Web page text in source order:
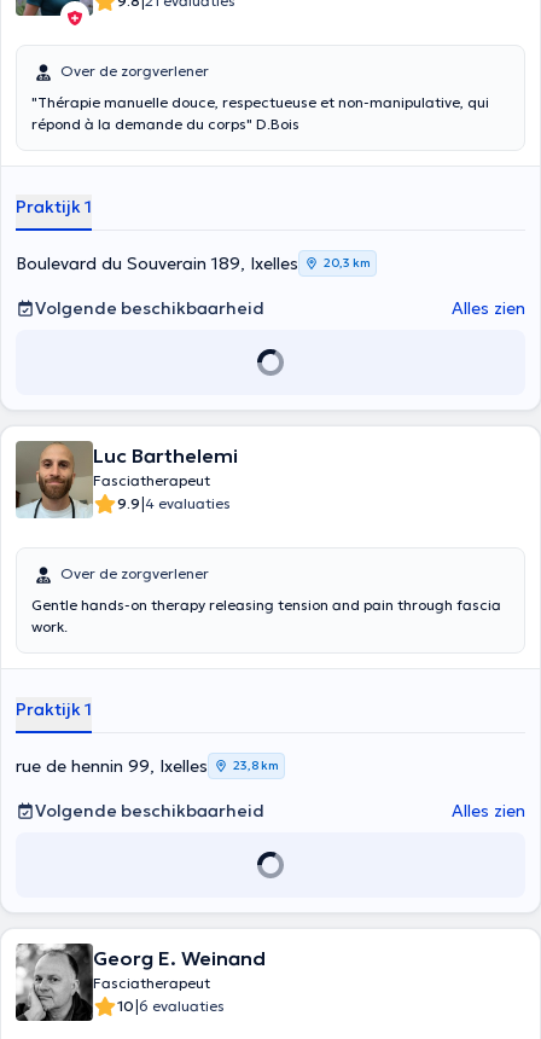
Over de zorgverlener
"Thérapie manuelle douce, respectueuse et non-manipulative, qui
répond à la demande du corps" D.Bois
Praktijk 1
Boulevard du Souverain 189, Ixelles 20,3 km
Volgende beschikbaarheid Alles zien
Luc Barthelemi
Fasciatherapeut
9.9|4 evaluaties
Over de zorgverlener
Gentle hands-on therapy releasing tension and pain through fascia
work.
Praktijk 1
rue de hennin 99, Ixelles 23,8 km
Volgende beschikbaarheid Alles zien
Georg E. Weinand
Fasciatherapeut
10|6 evaluaties